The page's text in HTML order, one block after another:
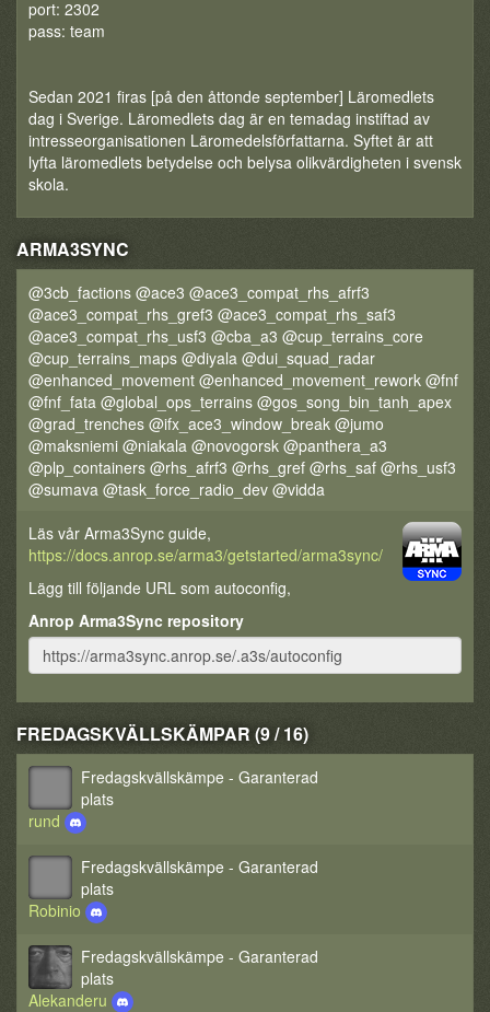
port: 2302
pass: team
Sedan 2021 firas [på den åttonde september] Läromedlets
dag i Sverige. Läromedlets dag är en temadag instiftad av
intresseorganisationen Läromedelsförfattarna. Syftet är att
lyfta läromedlets betydelse och belysa olikvärdigheten i svensk
skola.
ARMA3SYNC
@3cb_factions @ace3 @ace3_compat_rhs_afrf3
@ace3_compat_rhs_gref3 @ace3_compat_rhs_saf3
@ace3_compat_rhs_usf3 @cba_a3 @cup_terrains_core
@cup_terrains_maps @diyala @dui_squad_radar
@enhanced_movement @enhanced_movement_rework @fnf
@fnf_fata @global_ops_terrains @gos_song_bin_tanh_apex
@grad_trenches @ifx_ace3_window_break @jumo
@maksniemi @niakala @novogorsk @panthera_a3
@plp_containers @rhs_afrf3 @rhs_gref @rhs_saf @rhs_usf3
@sumava @task_force_radio_dev @vidda
Läs vår Arma3Sync guide,
https://docs.anrop.se/arma3/getstarted/arma3sync/
Lägg till följande URL som autoconfig,
Anrop Arma3Sync repository
FREDAGSKVÄLLSKÄMPAR (9 / 16)
Fredagskvällskämpe - Garanterad
plats
rund
Fredagskvällskämpe - Garanterad
plats
Robinio
Fredagskvällskämpe - Garanterad
plats
Alekanderu